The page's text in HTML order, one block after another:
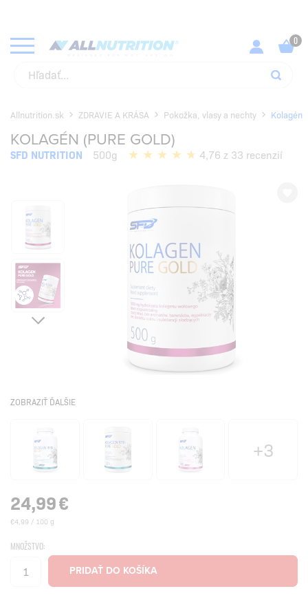
Allnutrition.sk ZDRAVIE A KRÁSA Pokožka, vlasy a nechty Kolagén
KOLAGÉN (PURE GOLD)
SFD NUTRITION 500g 4,76 z 33 recenzií
ZOBRAZIŤ ĎALŠIE
+3
24,99€
€4,99 / 100 g
MNOŽSTVO: